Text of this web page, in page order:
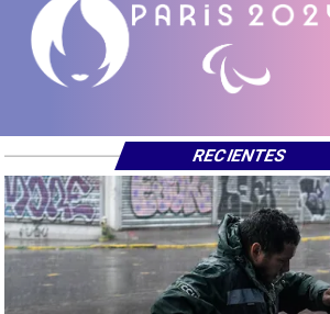
RECIENTES